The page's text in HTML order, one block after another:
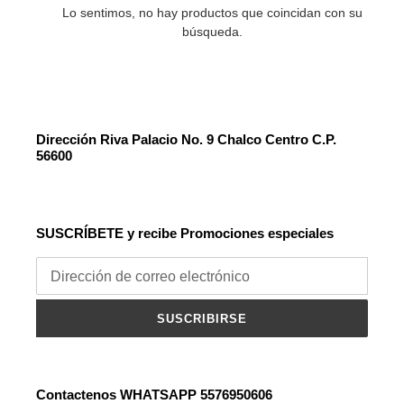
ó
Lo sentimos, no hay productos que coincidan con su
búsqueda.
Dirección Riva Palacio No. 9 Chalco Centro C.P.
56600
SUSCRÍBETE y recibe Promociones especiales
SUSCRIBIRSE
Contactenos WHATSAPP 5576950606